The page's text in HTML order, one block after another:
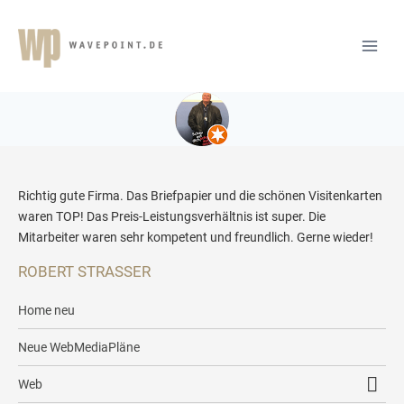
ROBERT STRASSER
Home neu
Neue WebMediaPläne
Web
Richtig gute Firma. Das Briefpapier und die schönen Visitenkarten
waren TOP! Das Preis-Leistungsverhältnis ist super. Die
Mitarbeiter waren sehr kompetent und freundlich. Gerne wieder!